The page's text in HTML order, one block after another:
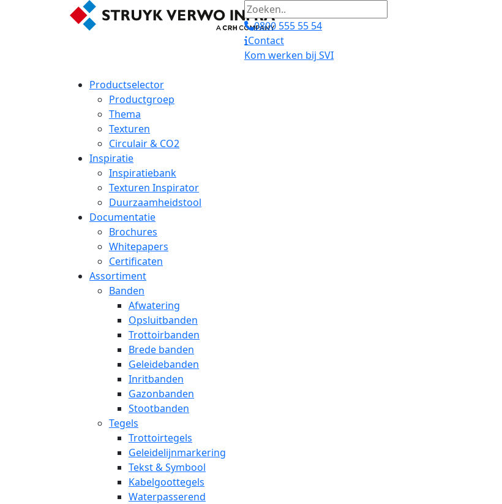
0800 555 55 54
Contact
Kom werken bij SVI
Productselector
Productgroep
Thema
Texturen
Circulair & CO2
Inspiratie
Inspiratiebank
Texturen Inspirator
Duurzaamheidstool
Documentatie
Brochures
Whitepapers
Certificaten
Assortiment
Banden
Afwatering
Opsluitbanden
Trottoirbanden
Brede banden
Geleidebanden
Inritbanden
Gazonbanden
Stootbanden
Tegels
Trottoirtegels
Geleidelijnmarkering
Tekst & Symbool
Kabelgoottegels
Waterpasserend